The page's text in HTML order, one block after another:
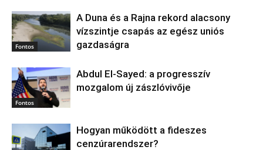
Fontos
A Duna és a Rajna rekord alacsony
vízszintje csapás az egész uniós
gazdaságra
Fontos
Abdul El‑Sayed: a progresszív
mozgalom új zászlóvivője
Hogyan működött a fideszes
cenzúrarendszer?